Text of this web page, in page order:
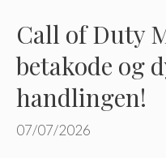
Call of Duty
betakode og
handlingen!
07/07/2026